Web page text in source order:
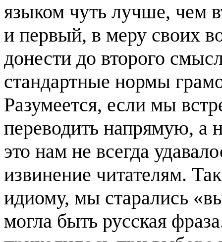
языком чуть лучше, чем
и первый, в меру своих
донести до второго
стандартные нормы
Разумеется, если мы
переводить напрямую, а
это нам не всегда
извинение читателям.
идиому, мы старались
могла быть русская